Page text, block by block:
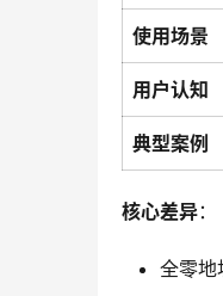
使用场景
用户认知
典型案例
核心差异：
全零地